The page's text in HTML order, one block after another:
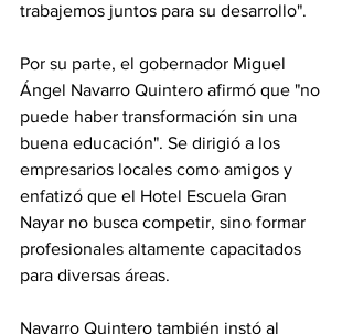
trabajemos juntos para su desarrollo".
Por su parte, el gobernador Miguel
Ángel Navarro Quintero afirmó que "no
puede haber transformación sin una
buena educación". Se dirigió a los
empresarios locales como amigos y
enfatizó que el Hotel Escuela Gran
Nayar no busca competir, sino formar
profesionales altamente capacitados
para diversas áreas.
Navarro Quintero también instó al